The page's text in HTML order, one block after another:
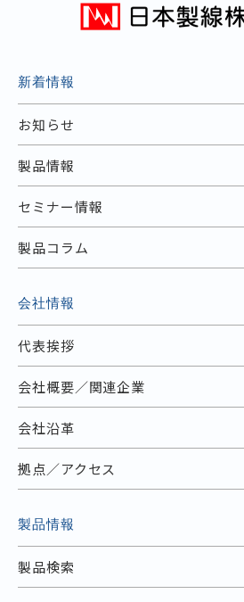
新着情報
お知らせ
製品情報
セミナー情報
製品コラム
会社情報
代表挨拶
会社概要／関連企業
会社沿革
拠点／アクセス
製品情報
製品検索